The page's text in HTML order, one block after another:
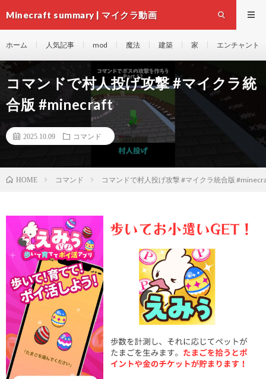
Minecraft summary | マイクラ動画
ホーム 人気記事 mod 魔法 建築 家 エンチャント
コマンドで村人投げ攻撃 #マイクラ統
合版 #minecraft
2025.10.09 コマンド
HOME コマンド コマンドで村人投げ攻撃 #マイクラ統合版